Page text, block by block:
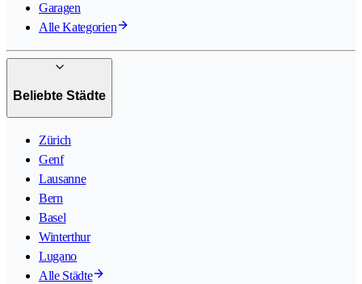
Garagen
Alle Kategorien
Beliebte Städte
Zürich
Genf
Lausanne
Bern
Basel
Winterthur
Lugano
Alle Städte